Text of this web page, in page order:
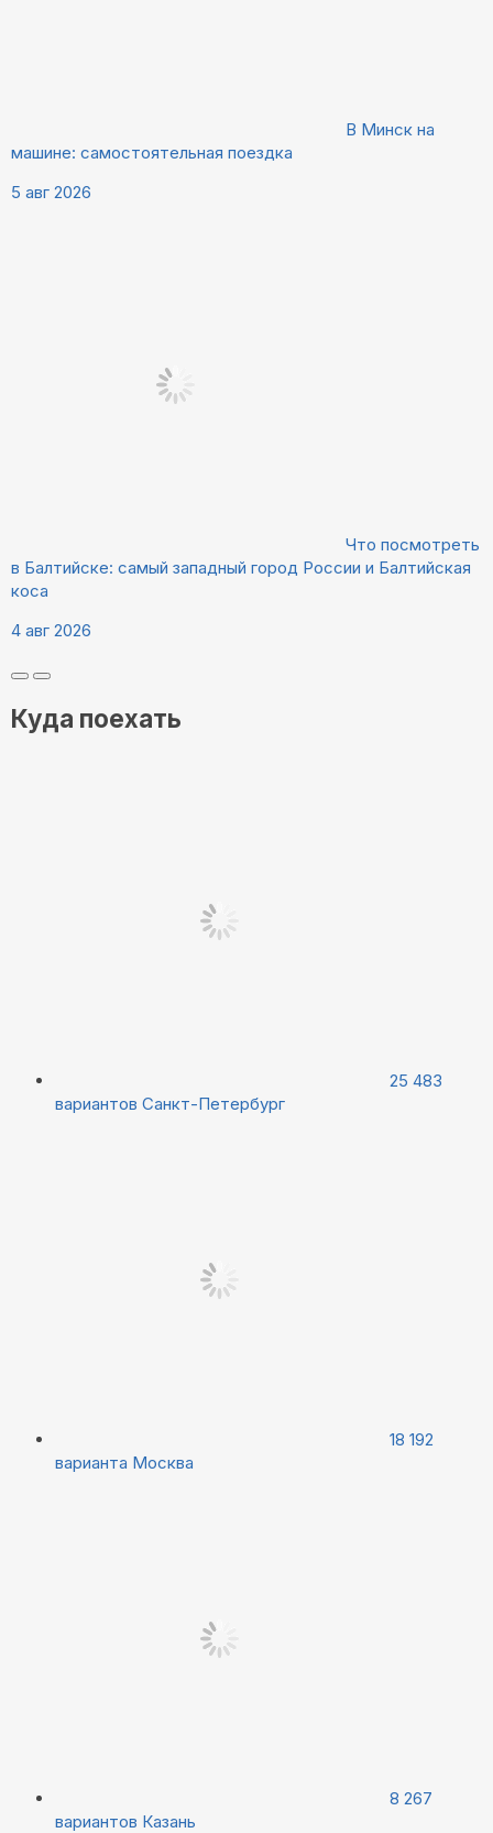
В Минск на
машине: самостоятельная поездка
5 авг 2026
Что посмотреть
в Балтийске: самый западный город России и Балтийская
коса
4 авг 2026
Куда поехать
25 483
вариантов Санкт-Петербург
18 192
варианта Москва
8 267
вариантов Казань